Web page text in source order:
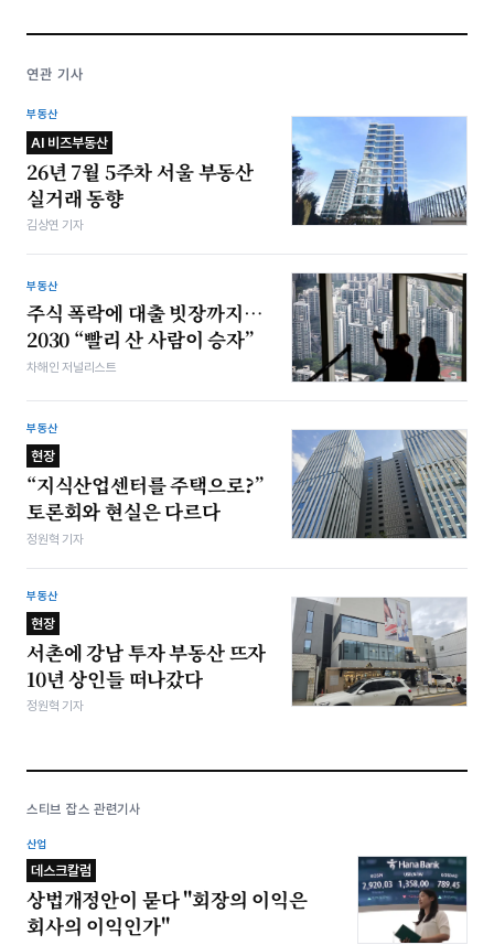
연관 기사
부동산
AI 비즈부동산
26년 7월 5주차 서울 부동산
실거래 동향
김상연 기자
부동산
주식 폭락에 대출 빗장까지…
2030 “빨리 산 사람이 승자”
차해인 저널리스트
부동산
현장
“지식산업센터를 주택으로?”
토론회와 현실은 다르다
정원혁 기자
부동산
현장
서촌에 강남 투자 부동산 뜨자
10년 상인들 떠나갔다
정원혁 기자
스티브 잡스 관련기사
산업
데스크칼럼
상법개정안이 묻다 "회장의 이익은
회사의 이익인가"